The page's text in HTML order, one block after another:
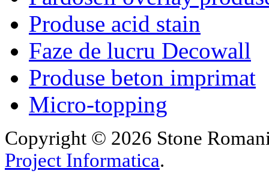
Produse acid stain
Faze de lucru Decowall
Produse beton imprimat
Micro-topping
Copyright © 2026 Stone
Project Informatica.